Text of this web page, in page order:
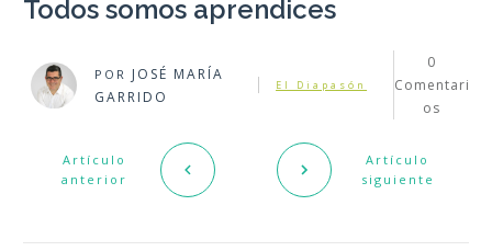
Todos somos aprendices
POR JOSÉ MARÍA
GARRIDO
El Diapasón
0
Comentari
os
Artículo
anterior
Artículo
siguiente